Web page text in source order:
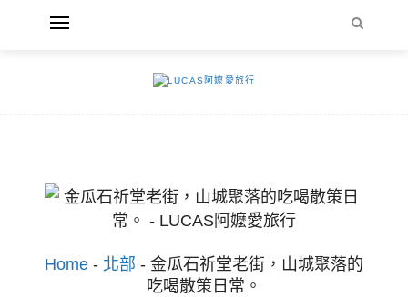
Home - 北部 - 金瓜石祈堂老街，山城聚落的
吃喝散策日常。